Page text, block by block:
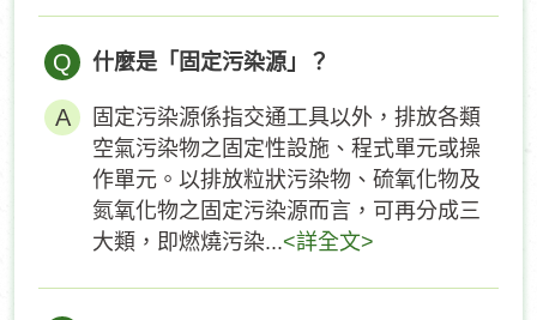
Q 什麼是「固定污染源」？
固定污染源係指交通工具以外，排放各類
空氣污染物之固定性設施、程式單元或操
作單元。以排放粒狀污染物、硫氧化物及
氮氧化物之固定污染源而言，可再分成三
大類，即燃燒污染...<詳全文>